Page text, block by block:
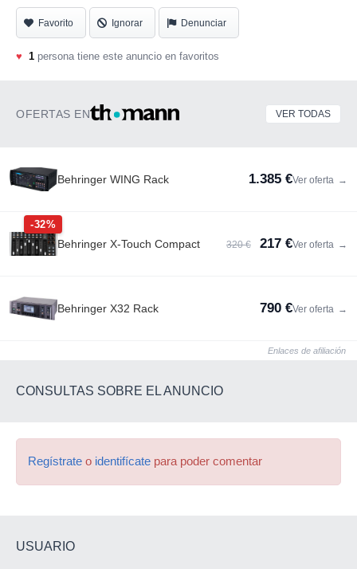
Favorito Ignorar Denunciar
♥ 1 persona tiene este anuncio en favoritos
OFERTAS EN VER TODAS
Behringer WING Rack 1.385 €Ver oferta →
-32%
Behringer X-Touch Compact 320 € 217 €Ver oferta →
Behringer X32 Rack 790 €Ver oferta →
Enlaces de afiliación
CONSULTAS SOBRE EL ANUNCIO
Regístrate o identifícate para poder comentar
USUARIO